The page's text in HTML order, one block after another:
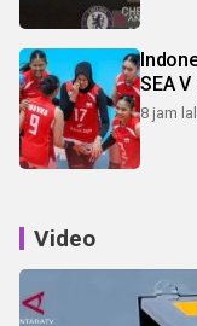
SEA
8 jam
Video